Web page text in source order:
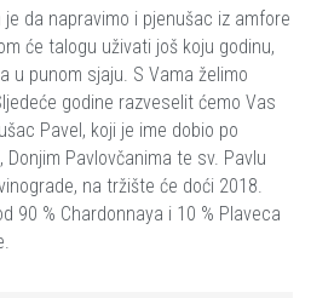
da napravimo i pjenušac iz amfore
će talogu uživati još koju godinu,
u punom sjaju. S Vama želimo
godine razveselit ćemo Vas
Pavel, koji je ime dobio po
Pavlovčanima te sv. Pavlu
na tržište će doći 2018.
90 % Chardonnaya i 10 % Plaveca